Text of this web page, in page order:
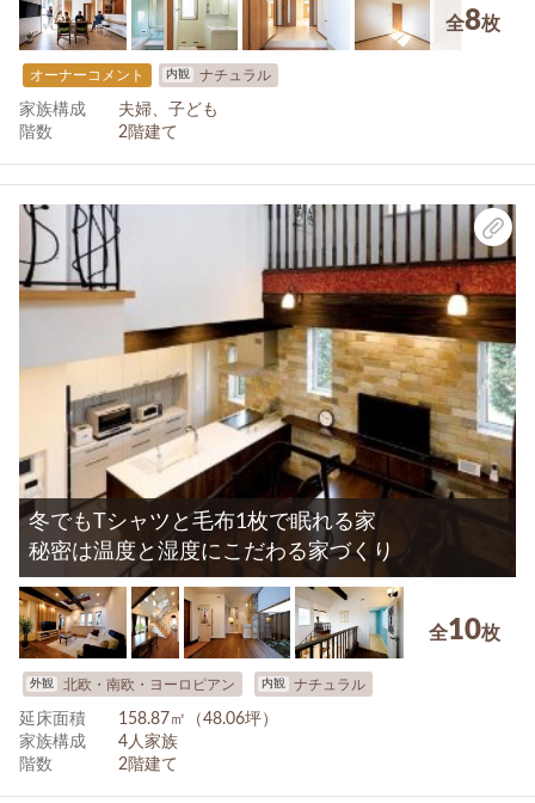
全8枚
オーナーコメント 内観 ナチュラル
家族構成
夫婦、子ども
階数
2階建て
冬でもTシャツと毛布1枚で眠れる家
秘密は温度と湿度にこだわる家づくり
全10枚
外観 北欧・南欧・ヨーロピアン 内観 ナチュラル
延床面積
158.87㎡（48.06坪）
家族構成
4人家族
階数
2階建て